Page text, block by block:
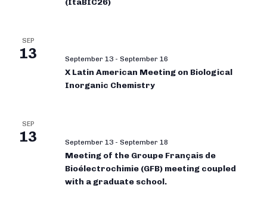
(ItaBIC26)
SEP
13 September 13 - September 16
X Latin American Meeting on Biological
Inorganic Chemistry
SEP
13 September 13 - September 18
Meeting of the Groupe Français de
Bioélectrochimie (GFB) meeting coupled
with a graduate school.